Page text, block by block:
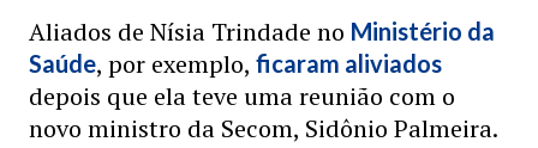
Aliados de Nísia Trindade no Ministério da
Saúde, por exemplo, ficaram aliviados
depois que ela teve uma reunião com o
novo ministro da Secom, Sidônio Palmeira.